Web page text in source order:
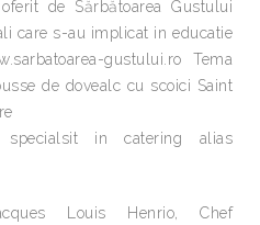
de Sărbătoarea Gustului
care s-au implicat in educatie
gustului.ro Tema
de dovealc cu scoici Saint
specialsit in catering alias
Louis Henrio​, Chef